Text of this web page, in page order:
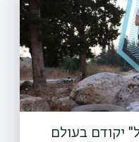
יקודם בעולם